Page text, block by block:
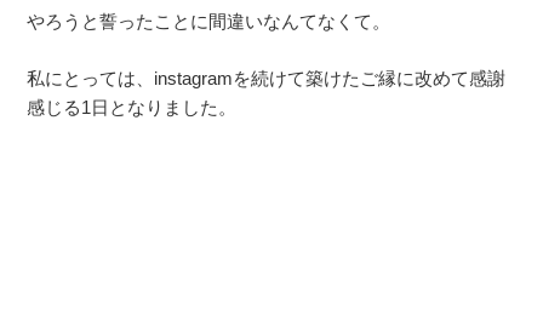
やろうと誓ったことに間違いなんてなくて。
私にとっては、instagramを続けて築けたご縁に改めて感謝
感じる1日となりました。